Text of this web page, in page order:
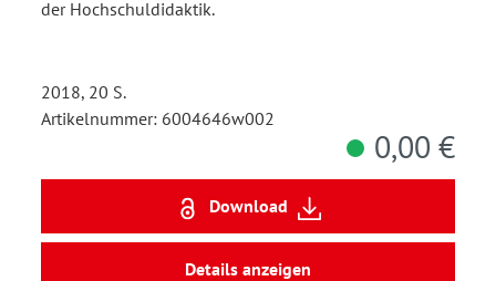
der Hochschuldidaktik.
2018, 20 S.
Artikelnummer: 6004646w002
0,00 €
Download
Details anzeigen